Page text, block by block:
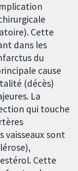
Cette
dans les
du
cause
(décès)
La
qui touche
vaisseaux sont
Cette